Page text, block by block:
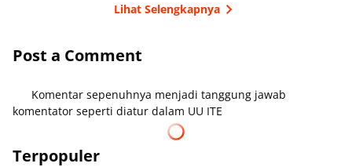
Lihat Selengkapnya
Post a Comment
Komentar sepenuhnya menjadi tanggung jawab
komentator seperti diatur dalam UU ITE
Terpopuler